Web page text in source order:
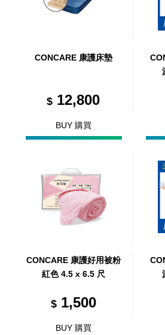
CONCARE 康護床墊
$ 12,800
BUY 購買
CONCARE 康護好用被粉
紅色 4.5 x 6.5 尺
$1,500
BUY 購買